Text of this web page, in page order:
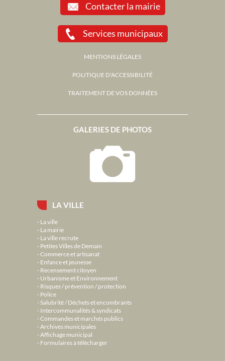
LA VILLE
La ville
La mairie
La ville recrute
Petites Villes de Demain
Commerce et artisanat
Enfance et jeunesse
Recensement citoyen
Urbanisme et Environnement
Risques / prévention / protection
Police
Salubrité / Déchets et encombrants
Intercommunalités & syndicats
Commandes et marchés publics
Archives municipales
Affichage municipal
Formulaires à télécharger
GALERIES DE PHOTOS
Contacter la mairie
Services municipaux
MENTIONS LÉGALES
POLITIQUE D'ACCESSIBILITÉ
TRAITEMENT DE VOS DONNÉES